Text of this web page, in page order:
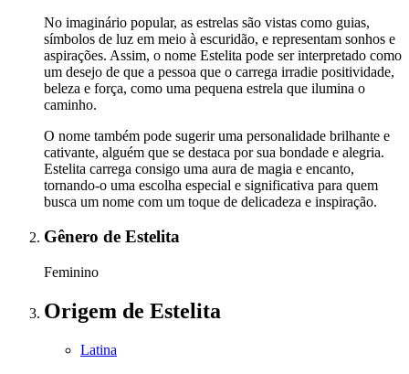
No imaginário popular, as estrelas são vistas como guias,
símbolos de luz em meio à escuridão, e representam sonhos e
aspirações. Assim, o nome Estelita pode ser interpretado como
um desejo de que a pessoa que o carrega irradie positividade,
beleza e força, como uma pequena estrela que ilumina o
caminho.
O nome também pode sugerir uma personalidade brilhante e
cativante, alguém que se destaca por sua bondade e alegria.
Estelita carrega consigo uma aura de magia e encanto,
tornando-o uma escolha especial e significativa para quem
busca um nome com um toque de delicadeza e inspiração.
Gênero de Estelita
Feminino
Origem de Estelita
Latina